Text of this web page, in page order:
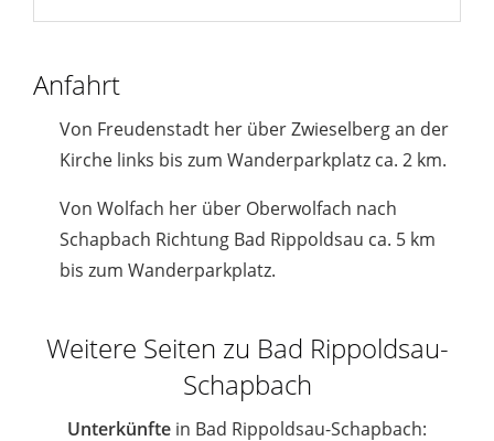
Anfahrt
Von Freudenstadt her über Zwieselberg an der
Kirche links bis zum Wanderparkplatz ca. 2 km.
Von Wolfach her über Oberwolfach nach
Schapbach Richtung Bad Rippoldsau ca. 5 km
bis zum Wanderparkplatz.
Weitere Seiten zu Bad Rippoldsau-
Schapbach
Unterkünfte in Bad Rippoldsau-Schapbach: